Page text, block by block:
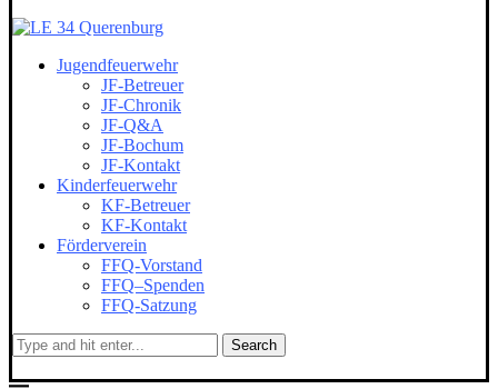
Jugendfeuerwehr
JF-Betreuer
JF-Chronik
JF-Q&A
JF-Bochum
JF-Kontakt
Kinderfeuerwehr
KF-Betreuer
KF-Kontakt
Förderverein
FFQ-Vorstand
FFQ–Spenden
FFQ-Satzung
Search